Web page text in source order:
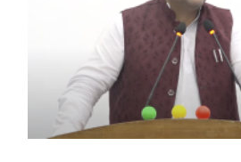
श्रीमती बलात्कार
कैद, एक लाख रुपैयाँ